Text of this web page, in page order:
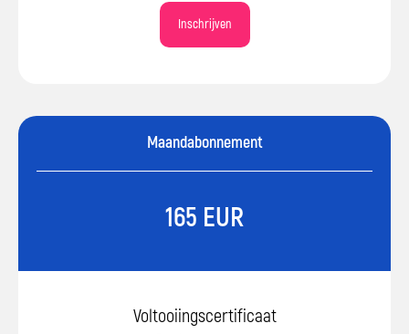
Inschrijven
Maandabonnement
165 EUR
Voltooiingscertificaat